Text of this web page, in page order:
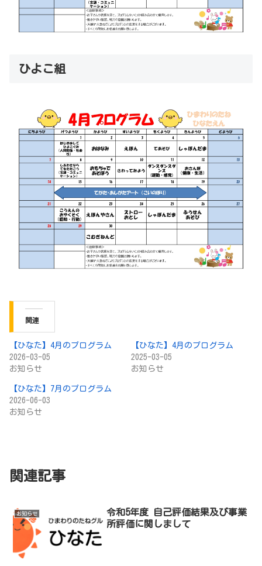
ひよこ組
関連
【ひなた】4月のプログラム
2026-03-05
お知らせ
【ひなた】4月のプログラム
2025-03-05
お知らせ
【ひなた】7月のプログラム
2026-06-03
お知らせ
関連記事
お知らせ
令和5年度 自己評価結果及び事業
所評価に関しまして